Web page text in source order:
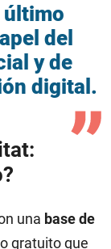
último
del
y de
digital.
una base de
gratuito que